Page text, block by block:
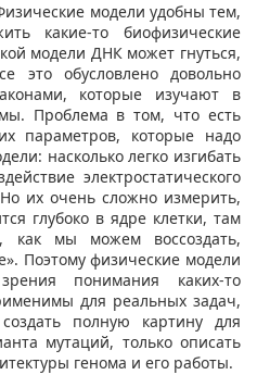
модели удобны тем,
какие-то биофизические
модели ДНК может гнуться,
это обусловлено довольно
которые изучают в
Проблема в том, что есть
параметров, которые надо
насколько легко изгибать
электростатического
их очень сложно измерить,
глубоко в ядре клетки, там
как мы можем воссоздать,
Поэтому физические модели
понимания каких-то
для реальных задач,
полную картину для
мутаций, только описать
генома и его работы.